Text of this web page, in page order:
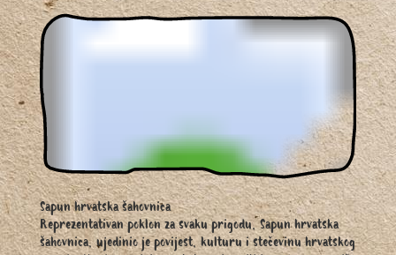
Sapun hrvatska šahovnica
Reprezentativan poklon za svaku prigodu, Sapun hrvatska
šahovnica, ujedinio je povijest, kulturu i stečevinu hrvatskog